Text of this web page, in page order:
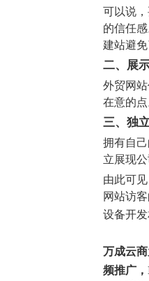
可以说
的信任
建站避
二、展
外贸网
在意的
三、独
拥有自
立展现
由此可
网站访
设备开
万成云
频推广